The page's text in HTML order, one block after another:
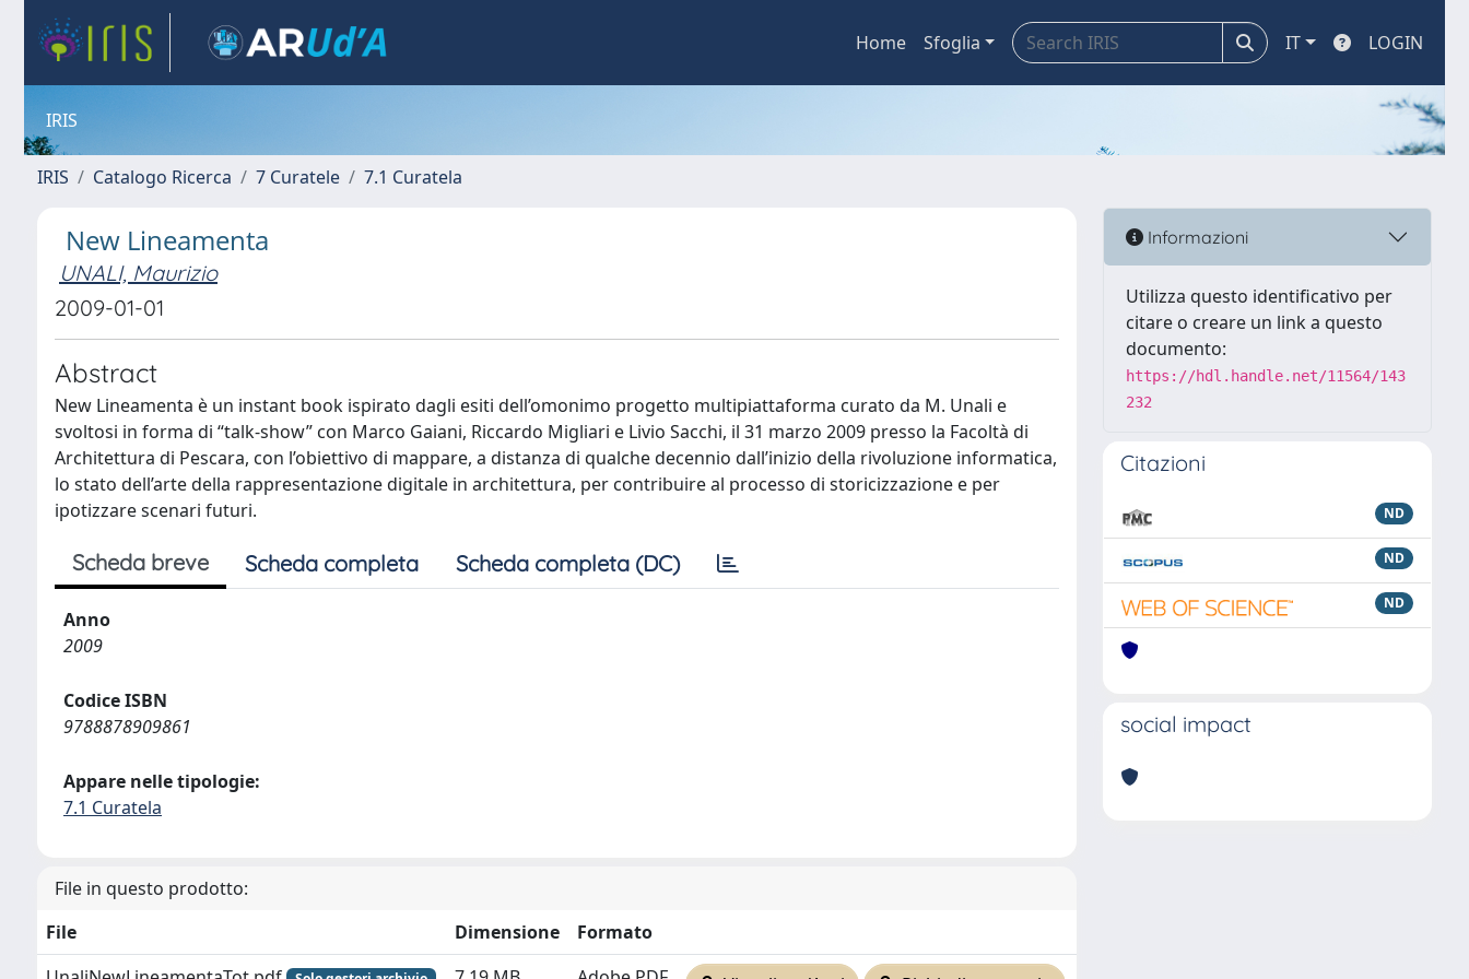
Home Sfoglia IT LOGIN
IRIS
IRIS Catalogo Ricerca 7 Curatele 7.1 Curatela
New Lineamenta
UNALI, Maurizio
2009-01-01
Abstract
New Lineamenta è un instant book ispirato dagli esiti dell’omonimo progetto multipiattaforma curato da M. Unali e
svoltosi in forma di “talk-show” con Marco Gaiani, Riccardo Migliari e Livio Sacchi, il 31 marzo 2009 presso la Facoltà di
Architettura di Pescara, con l’obiettivo di mappare, a distanza di qualche decennio dall’inizio della rivoluzione informatica,
lo stato dell’arte della rappresentazione digitale in architettura, per contribuire al processo di storicizzazione e per
ipotizzare scenari futuri.
Scheda breve Scheda completa Scheda completa (DC)
Anno
2009
Codice ISBN
9788878909861
Appare nelle tipologie:
7.1 Curatela
File in questo prodotto:
File
Dimensione
Formato
Informazioni
Utilizza questo identificativo per
citare o creare un link a questo
documento:
https://hdl.handle.net/11564/143
232
Citazioni
ND
ND
ND
social impact